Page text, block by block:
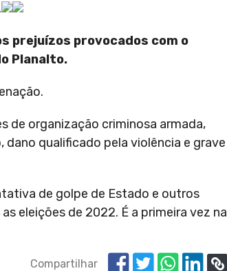
prejuízos provocados com o
Planalto.
de organização criminosa armada,
qualificado pela violência e grave
de golpe de Estado e outros
eleições de 2022. É a primeira vez na
Compartilhar